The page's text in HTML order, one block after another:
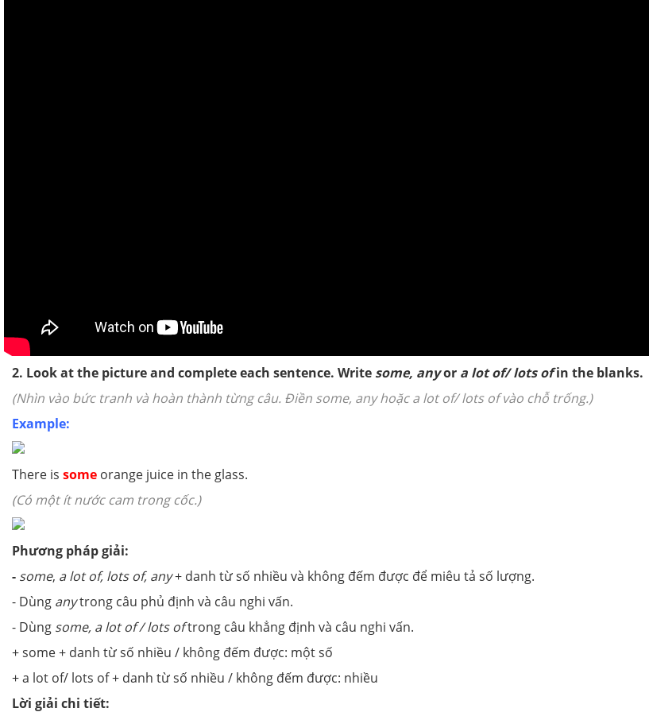
2. Look at the picture and complete each sentence. Write some, anyor a lot of/ lots ofin the blanks.
(Nhìn vào bức tranh và hoàn thành từng câu. Điền some, any hoặc a lot of/ lots of vào chỗ trống.)
Example:
There is some orange juice in the glass.
(Có một ít nước cam trong cốc.)
Phương pháp giải:
- some, a lot of, lots of, any+ danh từ số nhiều và không đếm được để miêu tả số lượng.
- Dùng anytrong câu phủ định và câu nghi vấn.
- Dùng some, a lot of / lots oftrong câu khẳng định và câu nghi vấn.
+ some + danh từ số nhiều / không đếm được: một số
+ a lot of/ lots of + danh từ số nhiều / không đếm được: nhiều
Lời giải chi tiết: